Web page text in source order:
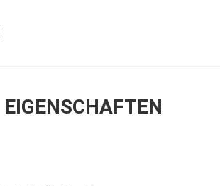
EIGENSCHAFTEN